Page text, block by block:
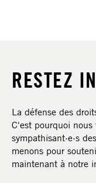
RESTEZ
La défense des
C'est pourquoi
sympathisant·e·s
menons pour
maintenant à notre